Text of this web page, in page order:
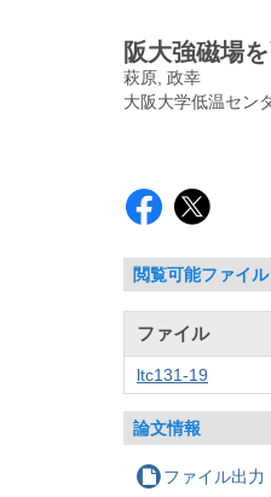
阪大強磁場
萩原, 政幸
大阪大学低温セン
閲覧可能ファイル
ファイル
ltc131-19
論文情報
ファイル出力